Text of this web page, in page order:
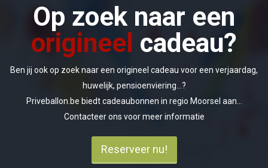
Op zoek naar een
origineel cadeau?
Ben jij ook op zoek naar een origineel cadeau voor een verjaardag,
huwelijk, pensioenviering...?
Priveballon.be biedt cadeaubonnen in regio Moorsel aan...
Contacteer ons voor meer informatie
Reserveer nu!